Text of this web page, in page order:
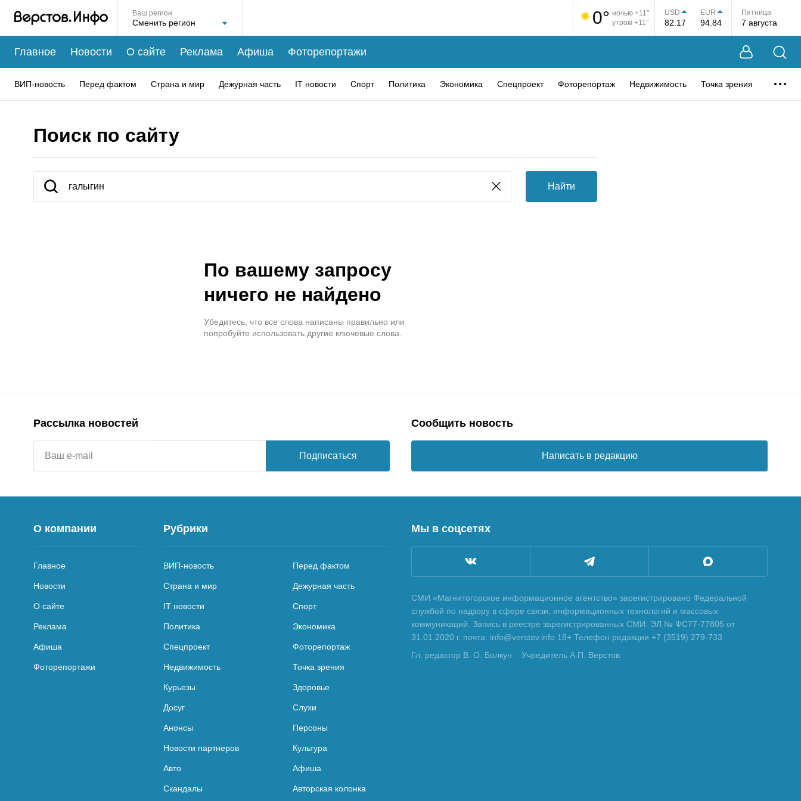
Ваш регион 0° ночью +11°
утром +11°
USD
82.17
EUR
94.84
Пятница
7 августа
Главное Новости О сайте Реклама Афиша Фоторепортажи
ВИП-новость Перед фактом Страна и мир Дежурная часть IT новости Спорт Политика Экономика Спецпроект Фоторепортаж Недвижимость Точка зрения
Поиск по сайту
Найти
По вашему запросу
ничего не найдено
Убедитесь, что все слова написаны правильно или
попробуйте использовать другие ключевые слова.
Рассылка новостей
Подписаться
Сообщить новость
Написать в редакцию
О компании
Главное
Новости
О сайте
Реклама
Афиша
Фоторепортажи
Рубрики
ВИП-новость Перед фактом
Страна и мир Дежурная часть
IT новости Спорт
Политика Экономика
Спецпроект Фоторепортаж
Недвижимость Точка зрения
Курьезы Здоровье
Досуг Слухи
Анонсы Персоны
Новости партнеров Культура
Авто Афиша
Скандалы Авторская колонка
Мы в соцсетях
СМИ «Магнитогорское информационное агентство» зарегистрировано Федеральной
службой по надзору в сфере связи, информационных технологий и массовых
коммуникаций. Запись в реестре зарегистрированных СМИ: ЭЛ № ФС77-77805 от
31.01.2020 г. почта: info@verstov.info 18+ Телефон редакции +7 (3519) 279-733
Гл. редактор В. О. Болкун
Учредитель А.П. Верстов